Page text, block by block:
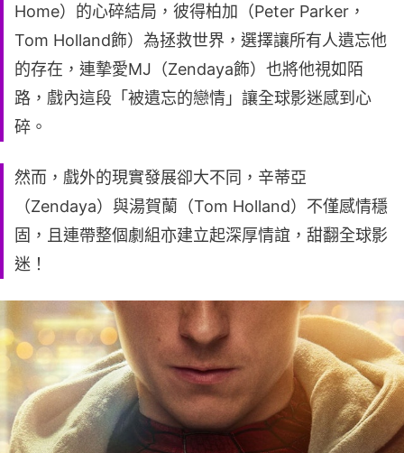
Home）的心碎結局，彼得柏加（Peter Parker，
Tom Holland飾）為拯救世界，選擇讓所有人遺忘他
的存在，連摯愛MJ（Zendaya飾）也將他視如陌
路，戲內這段「被遺忘的戀情」讓全球影迷感到心
碎。
然而，戲外的現實發展卻大不同，辛蒂亞
（Zendaya）與湯賀蘭（Tom Holland）不僅感情穩
固，且連帶整個劇組亦建立起深厚情誼，甜翻全球影
迷！